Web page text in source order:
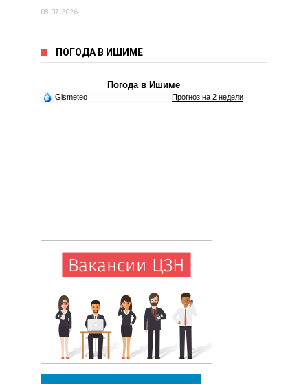
08.07.2026
ПОГОДА В ИШИМЕ
Погода в Ишиме
Gismeteo Прогноз на 2 недели